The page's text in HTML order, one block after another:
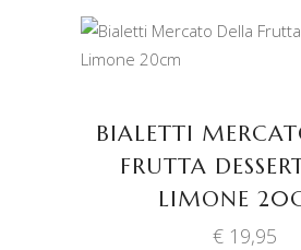
BIALETTI
FRUTTA
LIMONE
€19,95